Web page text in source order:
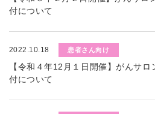
付について
2022.10.18 患者さん向け
【令和４年12月１日開催】がんサ
付について